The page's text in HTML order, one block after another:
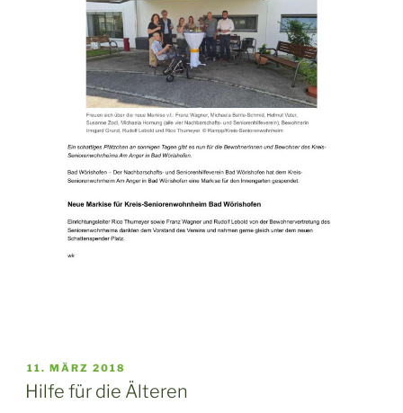
VERÖFFENTLICHT
AM
11. MÄRZ 2018
Hilfe für die Älteren